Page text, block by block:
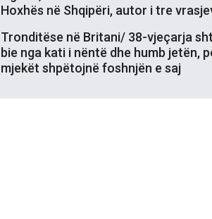
Hoxhës në Shqipëri, autor i tre
Tronditëse në Britani/ 38-vjeçarja
bie nga kati i nëntë dhe humb jetën,
mjekët shpëtojnë foshnjën e saj